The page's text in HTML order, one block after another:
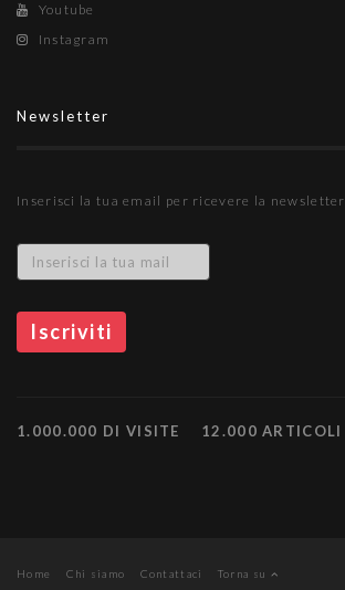
Youtube
Instagram
Newsletter
Inserisci la tua email per ricevere la newsletter
1.000.000 DI VISITE 12.000 ARTICOLI
Home Chi siamo Contattaci
Torna su